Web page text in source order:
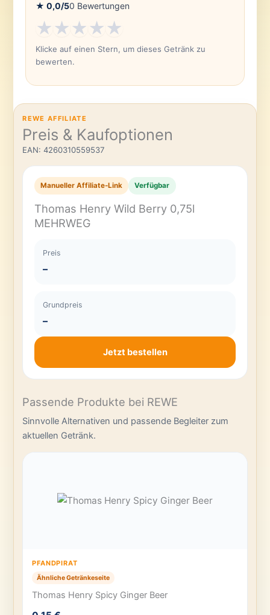
★ 0,0/50 Bewertungen
★★★★★
Klicke auf einen Stern, um dieses Getränk zu
bewerten.
REWE AFFILIATE
Preis & Kaufoptionen
EAN: 4260310559537
Manueller Affiliate-Link Verfügbar
Thomas Henry Wild Berry 0,75l
MEHRWEG
Preis
–
Grundpreis
–
Jetzt bestellen
Passende Produkte bei REWE
Sinnvolle Alternativen und passende Begleiter zum
aktuellen Getränk.
PFANDPIRAT
Ähnliche Getränkeseite
Thomas Henry Spicy Ginger Beer